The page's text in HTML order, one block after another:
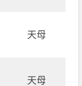
天母
天母